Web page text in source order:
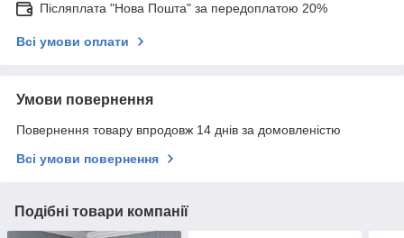
Післяплата "Нова Пошта" за передоплатою 20%
Всі умови оплати
Умови повернення
Повернення товару впродовж 14 днів за домовленістю
Всі умови повернення
Подібні товари компанії